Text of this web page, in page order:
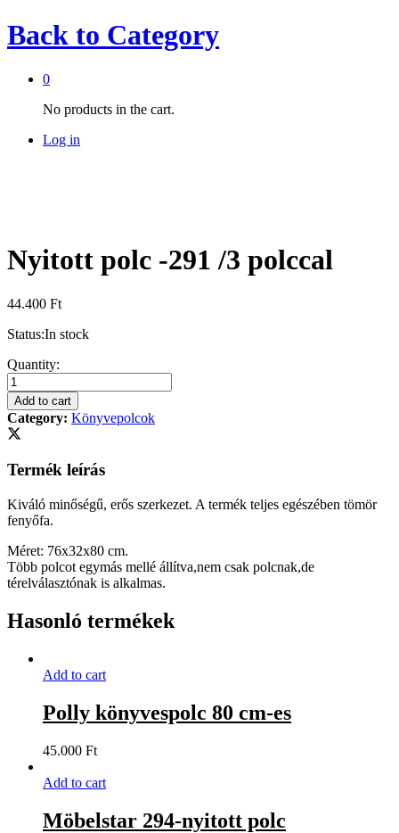
Back to Category
0
No products in the cart.
Log in
Nyitott polc -291 /3 polccal
44.400 Ft
Status:In stock
Nyitott
polc
-291
/3
polccal
quantity
Quantity:
Add to cart
Category: Könyvepolcok
Termék leírás
Kiváló minőségű, erős szerkezet. A termék teljes egészében tömör
fenyőfa.
Méret: 76x32x80 cm.
Több polcot egymás mellé állítva,nem csak polcnak,de
térelválasztónak is alkalmas.
Hasonló termékek
Add to cart
Polly könyvespolc 80 cm-es
45.000 Ft
Add to cart
Möbelstar 294-nyitott polc